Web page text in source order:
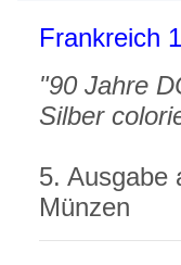
Frankreich
"90 Jahre
Silber
5. Ausgabe
Münzen